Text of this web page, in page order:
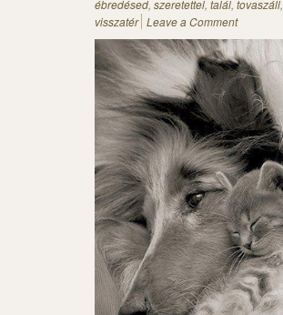
ébredésed, szeretettel, talál, tovaszáll,
visszatér Leave a Comment